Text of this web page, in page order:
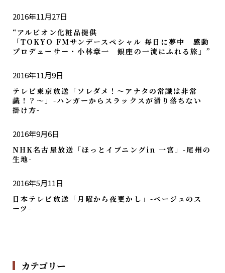
2016年11月27日
“アルビオン化粧品提供
「TOKYO FMサンデースペシャル 毎日に夢中 感動
プロデューサー・小林章一 銀座の一流にふれる旅」”
2016年11月9日
テレビ東京放送「ソレダメ！～アナタの常識は非常
識！？～」-ハンガーからスラックスが滑り落ちない
掛け方-
2016年9月6日
NHK名古屋放送「ほっとイブニングin 一宮」-尾州の
生地-
2016年5月11日
日本テレビ放送「月曜から夜更かし」-ベージュのス
ーツ-
カテゴリー